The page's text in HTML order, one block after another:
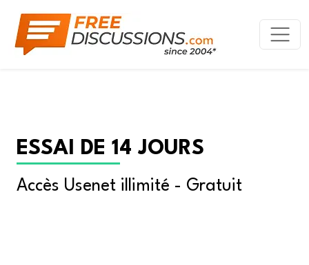
ESSAI DE 14 JOURS
Accès Usenet illimité - Gratuit